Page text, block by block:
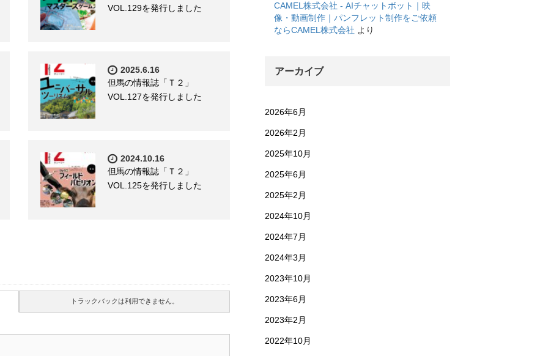
VOL.129を発行しました
2025.6.16
但馬の情報誌「Ｔ２」
VOL.127を発行しました
2024.10.16
但馬の情報誌「Ｔ２」
VOL.125を発行しました
トラックバックは利用できません。
CAMEL株式会社 - AIチャットボット｜映
像・動画制作｜パンフレット制作をご依頼
ならCAMEL株式会社 より
アーカイブ
2026年6月
2026年2月
2025年10月
2025年6月
2025年2月
2024年10月
2024年7月
2024年3月
2023年10月
2023年6月
2023年2月
2022年10月